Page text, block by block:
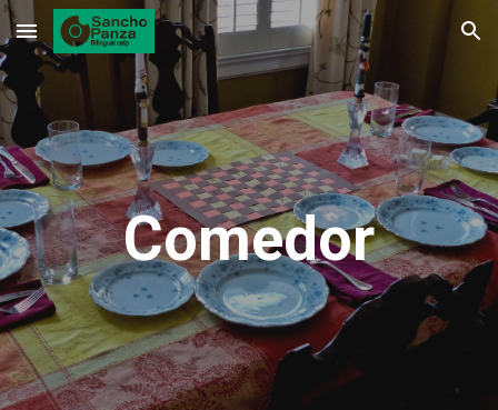
Skip to main content Skip to navigation
Comedor